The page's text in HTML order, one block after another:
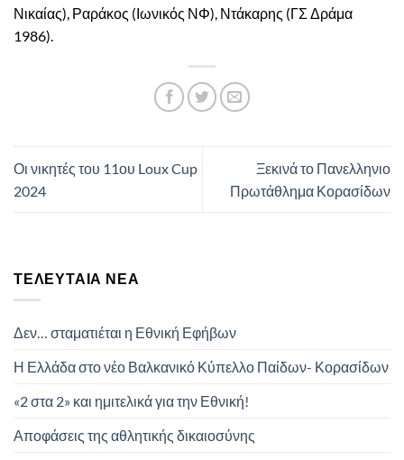
Νικαίας), Ραράκος (Ιωνικός ΝΦ), Ντάκαρης (ΓΣ Δράμα
1986).
Οι νικητές του 11ου Loux Cup
2024
Ξεκινά το Πανελληνιο
Πρωτάθλημα Κορασίδων
ΤΕΛΕΥΤΑΊΑ ΝΈΑ
Δεν… σταματιέται η Εθνική Εφήβων
Η Ελλάδα στο νέο Βαλκανικό Κύπελλο Παίδων- Κορασίδων
«2 στα 2» και ημιτελικά για την Εθνική!
Αποφάσεις της αθλητικής δικαιοσύνης